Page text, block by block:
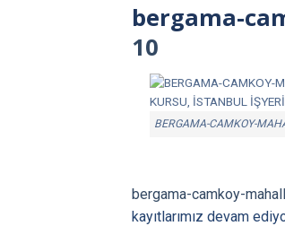
bergama-
10
BERGAMA-CAMKOY-
bergama-camkoy-
kayıtlarımız devam